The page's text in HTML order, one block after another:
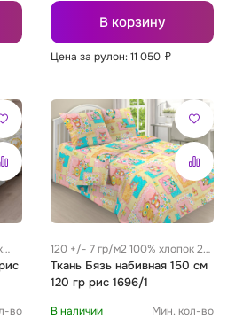
В корзину
Цена за рулон: 11 050 ₽
во
120 +/- 7 гр/м2 100% хлопок 28
см
Ткань Бязь набивная 150 см
120 гр рис 1696/1
В наличии Мин. кол-во